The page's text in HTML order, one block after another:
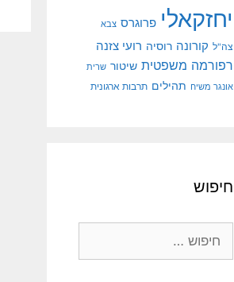
יחזקאלי פרוגרס צבא
צה"ל קורונה רוסיה רועי צזנה
רפורמה משפטית שיטור שרית
אונגר משיח תהילים תרבות ארגונית
חיפוש